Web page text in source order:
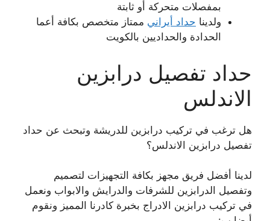
بمفصلات متحركة أو ثابتة
ولدينا حداد أيراني ممتاز متخصص بكافة أعما
الحدادة والحداديين بالكويت
حداد تفصيل درابزين
الاندلس
هل ترغب في تركيب درابزين للدريشة وتبحث عن حداد
تفصيل درابزين الاندلس؟
لدينا أفضل فريق مجهز بكافة التجهيزات لتصميم
وتفصيل الدرابزين للشرفات والدرايش والابواب ونعمل
في تركيب درابزين الادراج بخبرة كادرنا المميز ونقوم